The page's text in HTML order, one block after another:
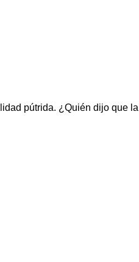
pútrida. ¿Quién dijo que la